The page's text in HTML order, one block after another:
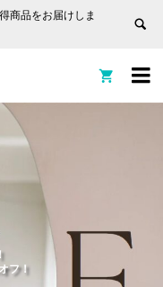
商品をお届けしま


フ！